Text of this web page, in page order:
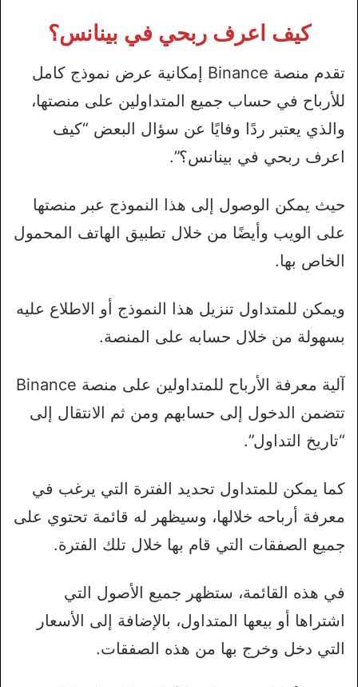
كيف اعرف ربحي في بينانس؟
تقدم منصة Binance إمكانية عرض نموذج كامل
للأرباح في حساب جميع المتداولين على منصتها،
والذي يعتبر ردًا وفايًا عن سؤال البعض “كيف
اعرف ربحي في بينانس؟”.
حيث يمكن الوصول إلى هذا النموذج عبر منصتها
على الويب وأيضًا من خلال تطبيق الهاتف المحمول
الخاص بها.
ويمكن للمتداول تنزيل هذا النموذج أو الاطلاع عليه
بسهولة من خلال حسابه على المنصة.
آلية معرفة الأرباح للمتداولين على منصة Binance
تتضمن الدخول إلى حسابهم ومن ثم الانتقال إلى
“تاريخ التداول”.
كما يمكن للمتداول تحديد الفترة التي يرغب في
معرفة أرباحه خلالها، وسيظهر له قائمة تحتوي على
جميع الصفقات التي قام بها خلال تلك الفترة.
في هذه القائمة، ستظهر جميع الأصول التي
اشتراها أو بيعها المتداول، بالإضافة إلى الأسعار
التي دخل وخرج بها من هذه الصفقات.